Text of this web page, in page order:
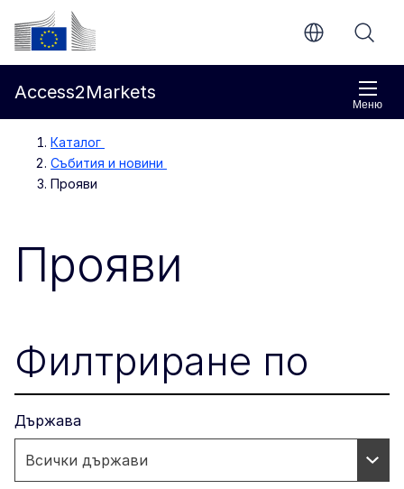
Направо към основното съдържание
Европейска комисия
Меню
Access2Markets
Каталог
Събития и новини
Прояви
Прояви
Филтриране по
Държава